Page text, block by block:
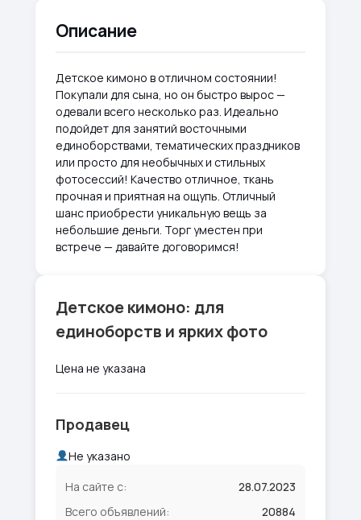
Описание
Детское кимоно в отличном состоянии!
Покупали для сына, но он быстро вырос —
одевали всего несколько раз. Идеально
подойдет для занятий восточными
единоборствами, тематических праздников
или просто для необычных и стильных
фотосессий! Качество отличное, ткань
прочная и приятная на ощупь. Отличный
шанс приобрести уникальную вещь за
небольшие деньги. Торг уместен при
встрече — давайте договоримся!
Детское кимоно: для
единоборств и ярких фото
Цена не указана
Продавец
Не указано
На сайте с:
28.07.2023
Всего объявлений:
20884